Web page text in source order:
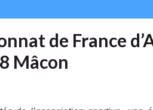
de France
Mâcon